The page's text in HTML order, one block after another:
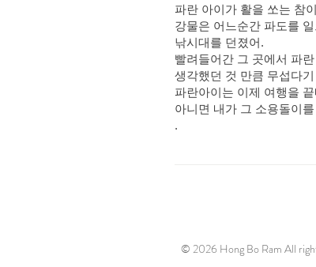
파란 아이가 활을 쏘는 참
강물은 어느순간 파도를
낚시대를 던졌어.
빨려들어간 그 곳에서 파
생각했던 것 만큼 무섭다
파란아이는 이제 여행을
아니면 내가 그 소용돌이
.
© 2026 Hong Bo Ram All